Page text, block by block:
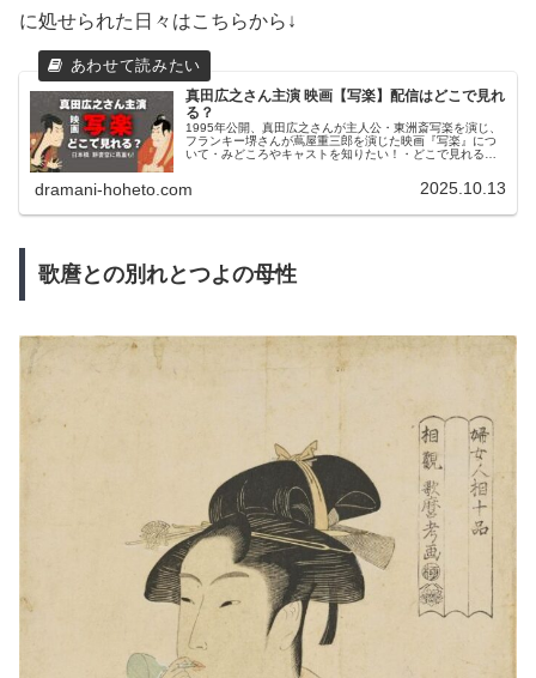
に処せられた日々はこちらから↓
真田広之さん主演 映画【写楽】配信はどこで見れ
る？
1995年公開、真田広之さんが主人公・東洲斎写楽を演じ、
フランキー堺さんが蔦屋重三郎を演じた映画『写楽』につ
いて・みどころやキャストを知りたい！・どこで見れる？
dramani-hoheto.com 2025.10.13
歌麿との別れとつよの母性